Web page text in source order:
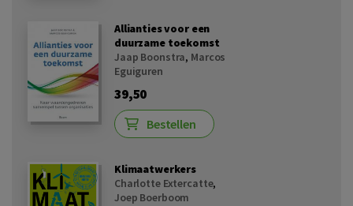
Allianties voor een
duurzame toekomst
Jaap Boonstra, Marcos
Eguiguren
39,50
Bestellen
Klimaatwerkers
Charlotte Extercatte,
Joep Boerboom